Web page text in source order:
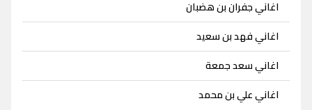
اغاني جفران بن هضبان
اغاني فهد بن سعيد
اغاني سعد جمعة
اغاني علي بن محمد